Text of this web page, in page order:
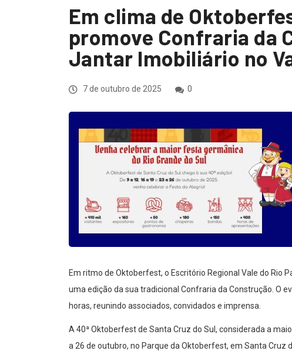
Em clima de
promove Confraria da
Jantar Imobiliário no
7 de outubro de 2025 0
Em ritmo de Oktoberfest, o Escritório Regional Vale do Rio
uma edição da sua tradicional Confraria da Construção. O
horas, reunindo associados, convidados e imprensa.
A 40ª Oktoberfest de Santa Cruz do Sul, considerada a
a 26 de outubro, no Parque da Oktoberfest, em Santa Cruz